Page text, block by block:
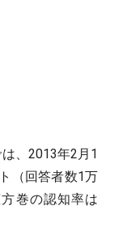
、2013年2月1
（回答者数1万
巻の認知率は